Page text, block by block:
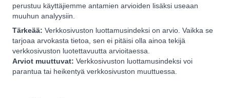
perustuu käyttäjiemme antamien arvioiden lisäksi useaan
muuhun analyysiin.
Tärkeää: Verkkosivuston luottamusindeksi on arvio. Vaikka se
tarjoaa arvokasta tietoa, sen ei pitäisi olla ainoa tekijä
verkkosivuston luotettavuutta arvioitaessa.
Arviot muuttuvat: Verkkosivuston luottamusindeksi voi
parantua tai heikentyä verkkosivuston muuttuessa.